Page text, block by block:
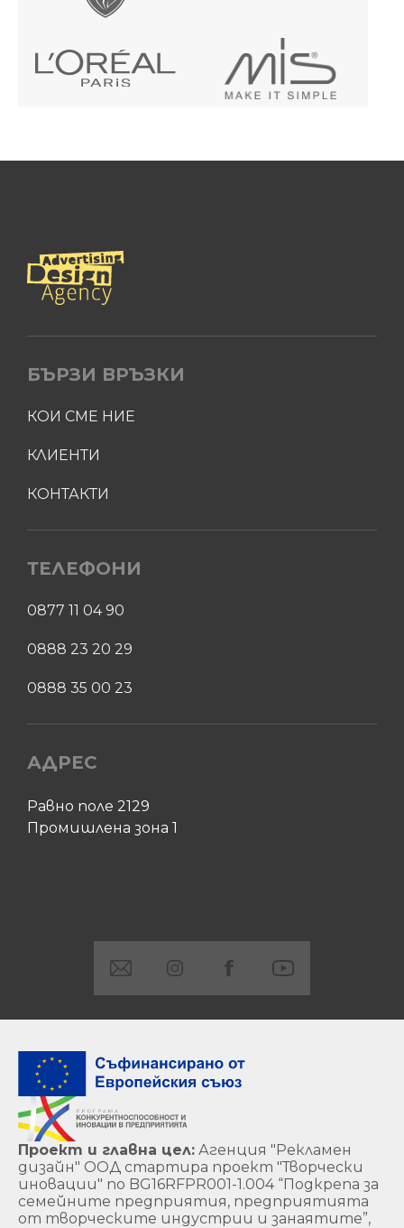
БЪРЗИ ВРЪЗКИ
КОИ СМЕ НИЕ
КЛИЕНТИ
КОНТАКТИ
ТЕЛЕФОНИ
0877 11 04 90
0888 23 20 29
0888 35 00 23
АДРЕС
Равно поле 2129
Промишлена зона 1
Проект и главна цел: Агенция "Рекламен
дизайн" ООД стартира проект "Творчески
иновации" по BG16RFPR001-1.004 “Подкрепа за
семейните предприятия, предприятията
от творческите индустрии и занаятите”,